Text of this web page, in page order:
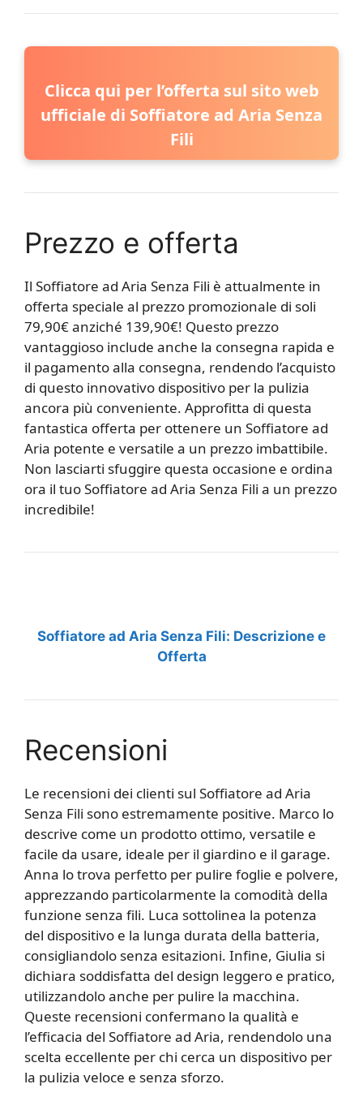
Clicca qui per l’offerta sul sito web
ufficiale di Soffiatore ad Aria Senza
Fili
Prezzo e offerta
Il Soffiatore ad Aria Senza Fili è attualmente in
offerta speciale al prezzo promozionale di soli
79,90€ anziché 139,90€! Questo prezzo
vantaggioso include anche la consegna rapida e
il pagamento alla consegna, rendendo l’acquisto
di questo innovativo dispositivo per la pulizia
ancora più conveniente. Approfitta di questa
fantastica offerta per ottenere un Soffiatore ad
Aria potente e versatile a un prezzo imbattibile.
Non lasciarti sfuggire questa occasione e ordina
ora il tuo Soffiatore ad Aria Senza Fili a un prezzo
incredibile!
Soffiatore ad Aria Senza Fili: Descrizione e
Offerta
Recensioni
Le recensioni dei clienti sul Soffiatore ad Aria
Senza Fili sono estremamente positive. Marco lo
descrive come un prodotto ottimo, versatile e
facile da usare, ideale per il giardino e il garage.
Anna lo trova perfetto per pulire foglie e polvere,
apprezzando particolarmente la comodità della
funzione senza fili. Luca sottolinea la potenza
del dispositivo e la lunga durata della batteria,
consigliandolo senza esitazioni. Infine, Giulia si
dichiara soddisfatta del design leggero e pratico,
utilizzandolo anche per pulire la macchina.
Queste recensioni confermano la qualità e
l’efficacia del Soffiatore ad Aria, rendendolo una
scelta eccellente per chi cerca un dispositivo per
la pulizia veloce e senza sforzo.